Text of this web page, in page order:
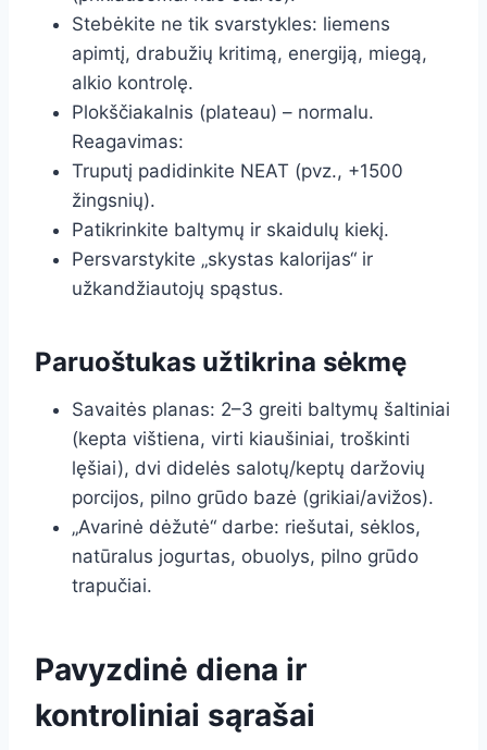
Stebėkite ne tik svarstykles: liemens
apimtį, drabužių kritimą, energiją, miegą,
alkio kontrolę.
Plokščiakalnis (plateau) – normalu.
Reagavimas:
Truputį padidinkite NEAT (pvz., +1500
žingsnių).
Patikrinkite baltymų ir skaidulų kiekį.
Persvarstykite „skystas kalorijas“ ir
užkandžiautojų spąstus.
Paruoštukas užtikrina sėkmę
Savaitės planas: 2–3 greiti baltymų šaltiniai
(kepta vištiena, virti kiaušiniai, troškinti
lęšiai), dvi didelės salotų/keptų daržovių
porcijos, pilno grūdo bazė (grikiai/avižos).
„Avarinė dėžutė“ darbe: riešutai, sėklos,
natūralus jogurtas, obuolys, pilno grūdo
trapučiai.
Pavyzdinė diena ir
kontroliniai sąrašai